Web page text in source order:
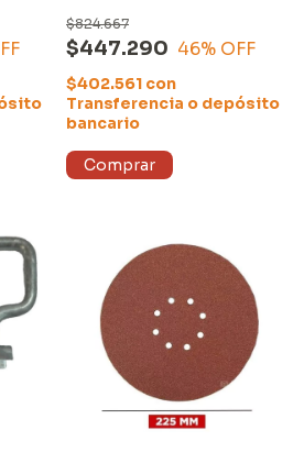
$447.290
$824.667
46% OFF
$402.561 con
Transferencia o depósito
bancario